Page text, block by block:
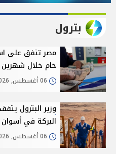
بترول
خام خلال شهرين
وزير البترول
البركة في أسوان